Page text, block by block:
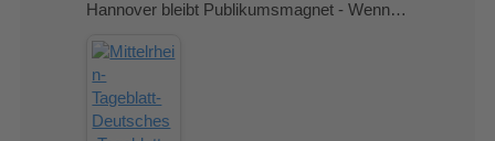
Hannover bleibt Publikumsmagnet - Wenn…